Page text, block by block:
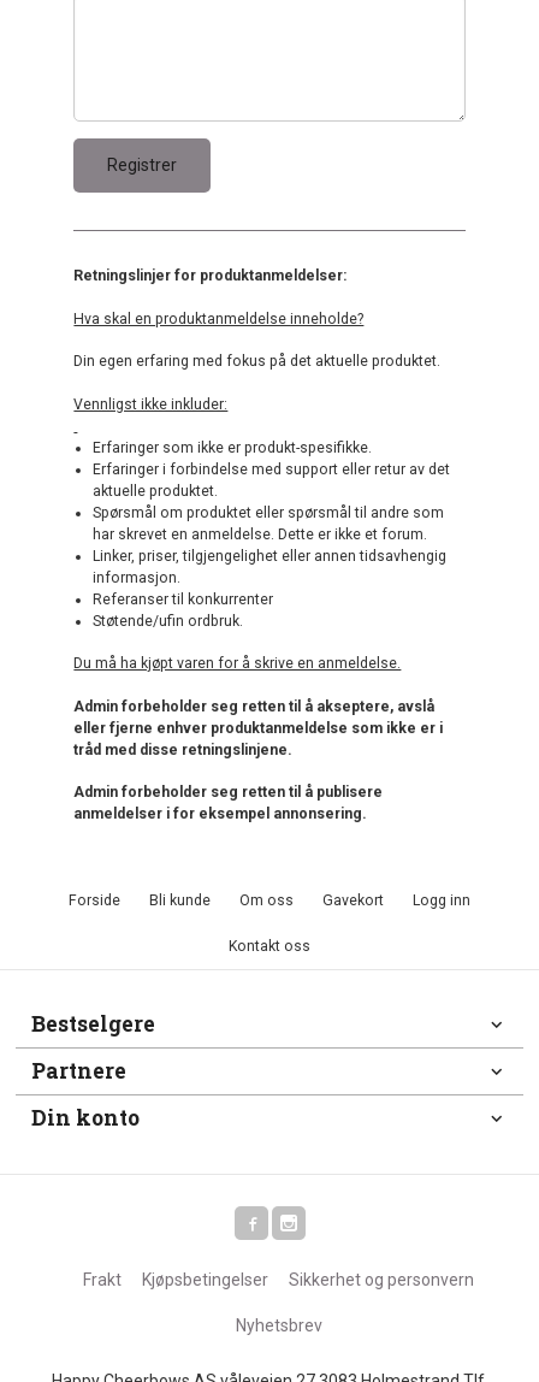
Retningslinjer for produktanmeldelser:
Hva skal en produktanmeldelse inneholde?
Din egen erfaring med fokus på det aktuelle produktet.
Vennligst ikke inkluder:
Erfaringer som ikke er produkt-spesifikke.
Erfaringer i forbindelse med support eller retur av det
aktuelle produktet.
Spørsmål om produktet eller spørsmål til andre som
har skrevet en anmeldelse. Dette er ikke et forum.
Linker, priser, tilgjengelighet eller annen tidsavhengig
informasjon.
Referanser til konkurrenter
Støtende/ufin ordbruk.
Du må ha kjøpt varen for å skrive en anmeldelse.
Admin forbeholder seg retten til å akseptere, avslå
eller fjerne enhver produktanmeldelse som ikke er i
tråd med disse retningslinjene.
Admin forbeholder seg retten til å publisere
anmeldelser i for eksempel annonsering.
Forside Bli kunde Om oss Gavekort Logg inn
Kontakt oss
Bestselgere
Partnere
Din konto
Frakt Kjøpsbetingelser Sikkerhet og personvern
Nyhetsbrev